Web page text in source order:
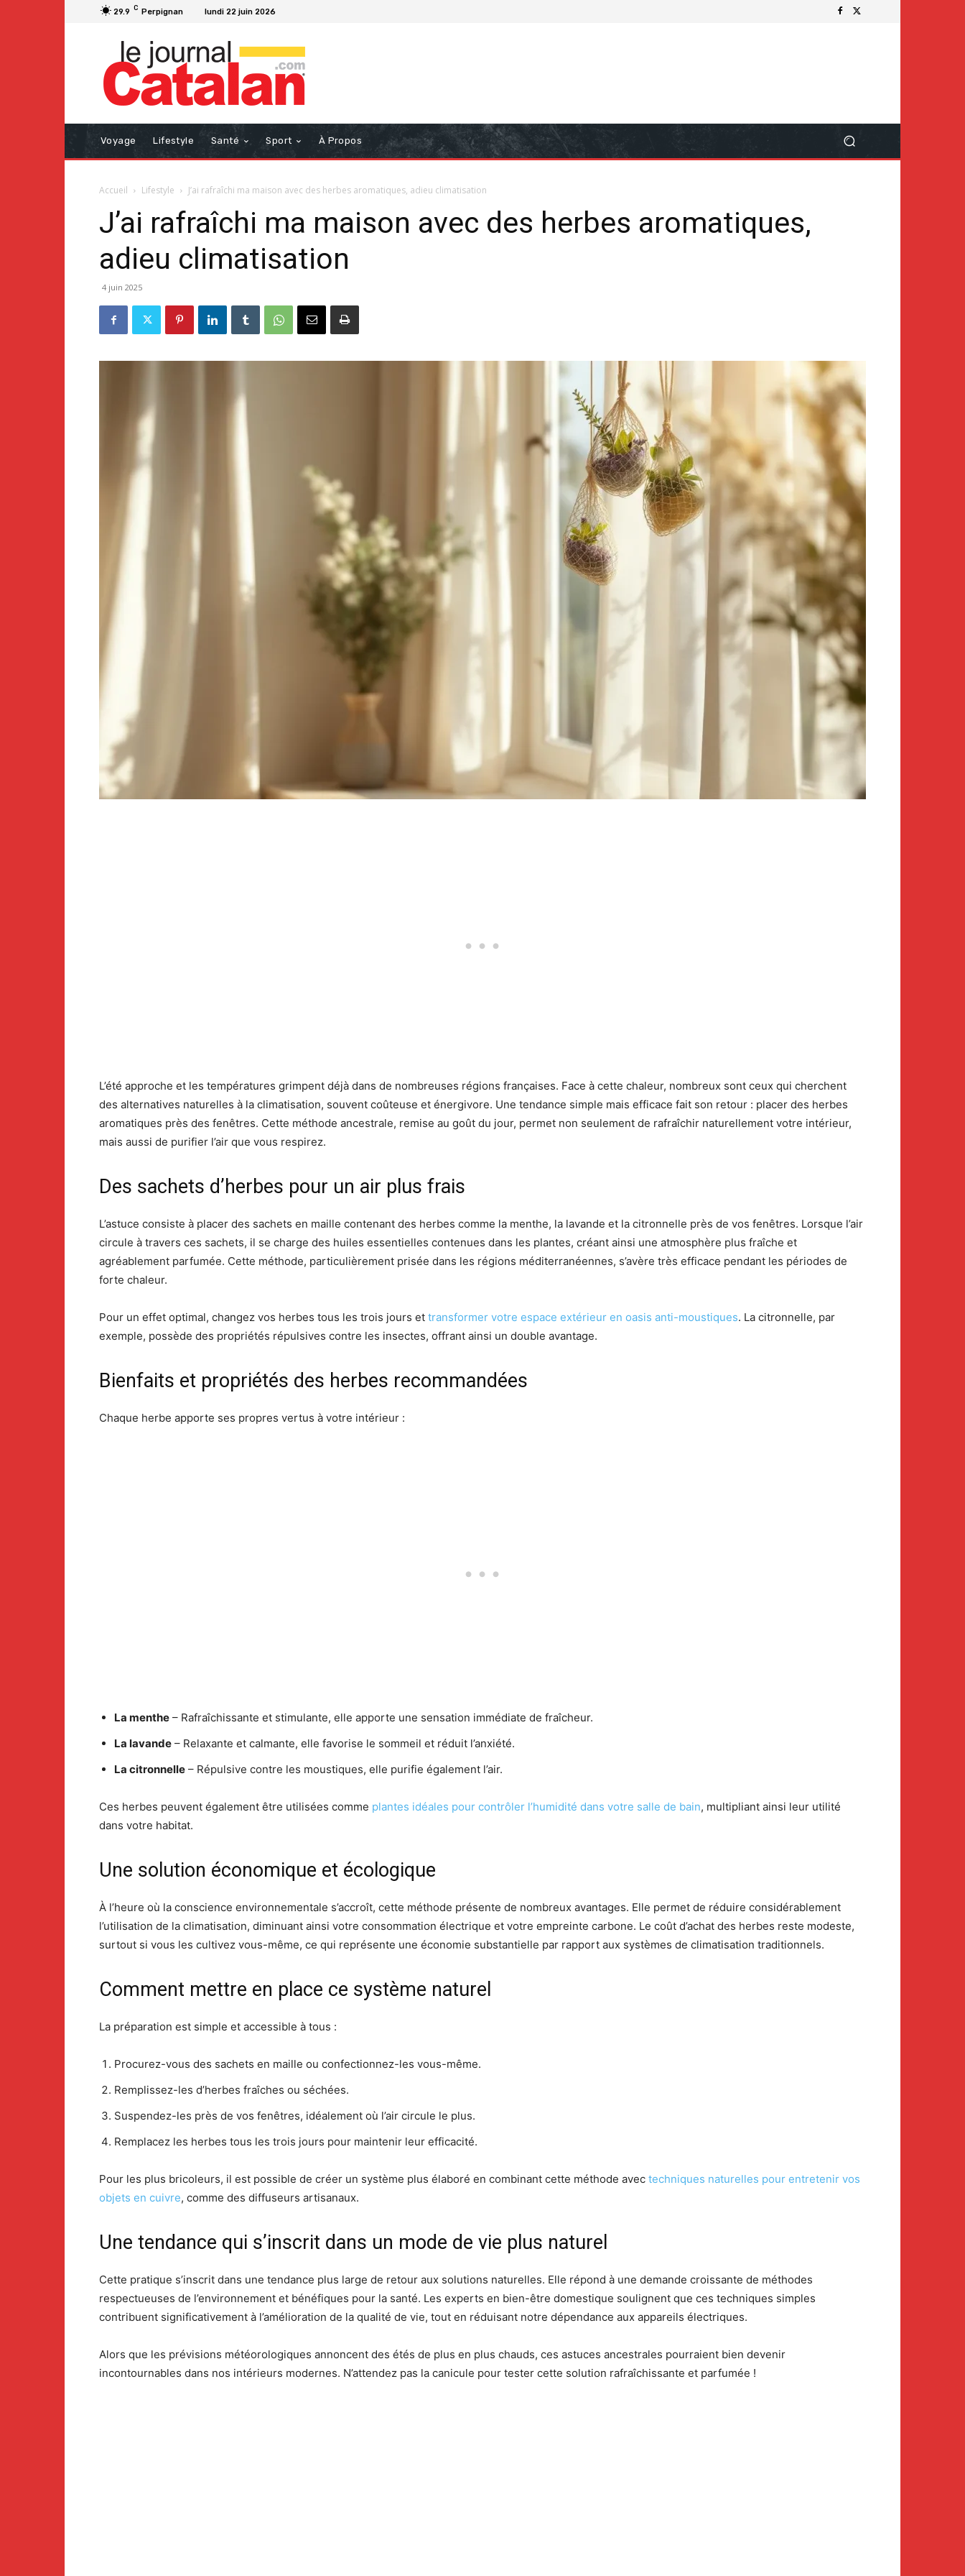
29.9 C Perpignan lundi 22 juin 2026
Voyage Lifestyle Santé Sport À Propos
Accueil Lifestyle J’ai rafraîchi ma maison avec des herbes aromatiques, adieu climatisation
J’ai rafraîchi ma maison avec des herbes aromatiques,
adieu climatisation
4 juin 2025
L’été approche et les températures grimpent déjà dans de nombreuses régions françaises. Face à cette chaleur, nombreux sont ceux qui cherchent
des alternatives naturelles à la climatisation, souvent coûteuse et énergivore. Une tendance simple mais efficace fait son retour : placer des herbes
aromatiques près des fenêtres. Cette méthode ancestrale, remise au goût du jour, permet non seulement de rafraîchir naturellement votre intérieur,
mais aussi de purifier l’air que vous respirez.
Des sachets d’herbes pour un air plus frais
L’astuce consiste à placer des sachets en maille contenant des herbes comme la menthe, la lavande et la citronnelle près de vos fenêtres. Lorsque l’air
circule à travers ces sachets, il se charge des huiles essentielles contenues dans les plantes, créant ainsi une atmosphère plus fraîche et
agréablement parfumée. Cette méthode, particulièrement prisée dans les régions méditerranéennes, s’avère très efficace pendant les périodes de
forte chaleur.
Pour un effet optimal, changez vos herbes tous les trois jours et transformer votre espace extérieur en oasis anti-moustiques. La citronnelle, par
exemple, possède des propriétés répulsives contre les insectes, offrant ainsi un double avantage.
Bienfaits et propriétés des herbes recommandées
Chaque herbe apporte ses propres vertus à votre intérieur :
La menthe – Rafraîchissante et stimulante, elle apporte une sensation immédiate de fraîcheur.
La lavande – Relaxante et calmante, elle favorise le sommeil et réduit l’anxiété.
La citronnelle – Répulsive contre les moustiques, elle purifie également l’air.
Ces herbes peuvent également être utilisées comme plantes idéales pour contrôler l’humidité dans votre salle de bain, multipliant ainsi leur utilité
dans votre habitat.
Une solution économique et écologique
À l’heure où la conscience environnementale s’accroît, cette méthode présente de nombreux avantages. Elle permet de réduire considérablement
l’utilisation de la climatisation, diminuant ainsi votre consommation électrique et votre empreinte carbone. Le coût d’achat des herbes reste modeste,
surtout si vous les cultivez vous-même, ce qui représente une économie substantielle par rapport aux systèmes de climatisation traditionnels.
Comment mettre en place ce système naturel
La préparation est simple et accessible à tous :
Procurez-vous des sachets en maille ou confectionnez-les vous-même.
Remplissez-les d’herbes fraîches ou séchées.
Suspendez-les près de vos fenêtres, idéalement où l’air circule le plus.
Remplacez les herbes tous les trois jours pour maintenir leur efficacité.
Pour les plus bricoleurs, il est possible de créer un système plus élaboré en combinant cette méthode avec techniques naturelles pour entretenir vos
objets en cuivre, comme des diffuseurs artisanaux.
Une tendance qui s’inscrit dans un mode de vie plus naturel
Cette pratique s’inscrit dans une tendance plus large de retour aux solutions naturelles. Elle répond à une demande croissante de méthodes
respectueuses de l’environnement et bénéfiques pour la santé. Les experts en bien-être domestique soulignent que ces techniques simples
contribuent significativement à l’amélioration de la qualité de vie, tout en réduisant notre dépendance aux appareils électriques.
Alors que les prévisions météorologiques annoncent des étés de plus en plus chauds, ces astuces ancestrales pourraient bien devenir
incontournables dans nos intérieurs modernes. N’attendez pas la canicule pour tester cette solution rafraîchissante et parfumée !